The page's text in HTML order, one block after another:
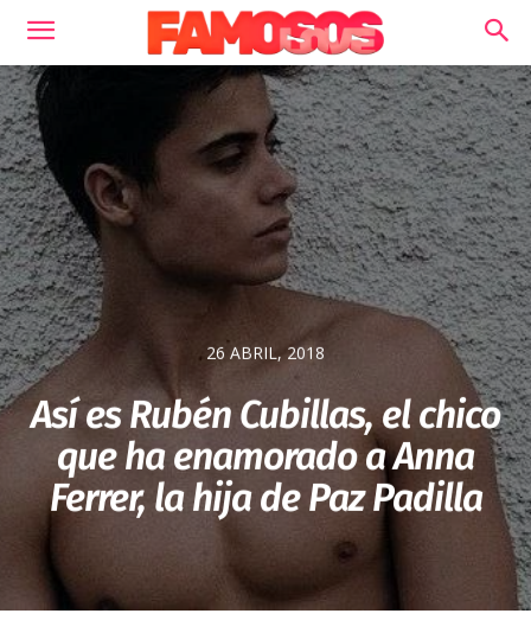
26 ABRIL, 2018
Así es Rubén Cubillas, el chico
que ha enamorado a Anna
Ferrer, la hija de Paz Padilla